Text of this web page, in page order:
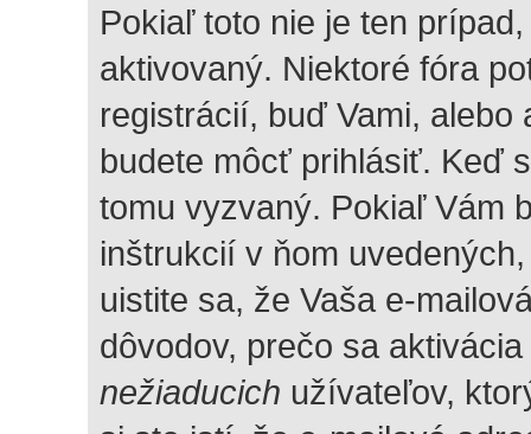
Pokiaľ toto nie je ten
aktivovaný. Niektoré fóra
registrácií, buď Vami, alebo
budete môcť prihlásiť. Keď
tomu vyzvaný. Pokiaľ Vám
inštrukcií v ňom
uistite sa, že Vaša e-
dôvodov, prečo sa
nežiaducich užívateľov,